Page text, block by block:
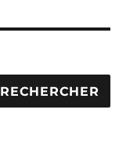
RECHERCHER